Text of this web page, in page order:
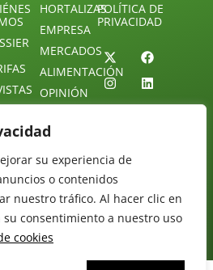
su experiencia de
o contenidos
nuestro tráfico. Al hacer clic en
su consentimiento a nuestro uso
cookies
A
HORTALIZAS
EMPRESA
MERCADOS
ALIMENTACIÓN
OPINIÓN
30
POLÍTICA DE
PRIVACIDAD
Diseño web:
Starenlared